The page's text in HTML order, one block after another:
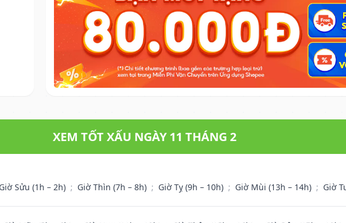
XEM TỐT XẤU NGÀY 11 THÁNG 2
Giờ Sửu (1h – 2h) ; Giờ Thìn (7h – 8h) ; Giờ Tỵ (9h – 10h) ; Giờ Mùi (13h – 14h) ; Giờ